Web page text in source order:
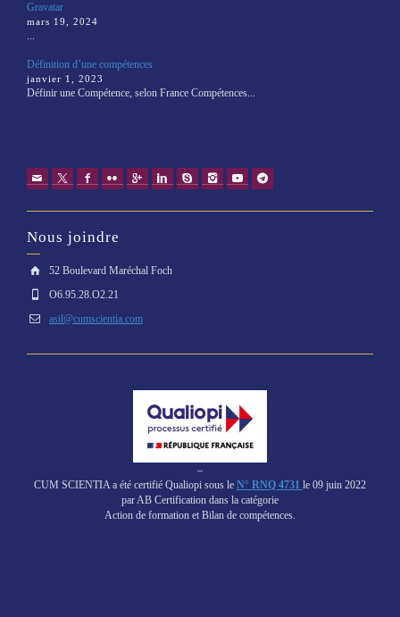
Gravatar
mars 19, 2024
...
Définition d’une compétences
janvier 1, 2023
Définir une Compétence, selon France Compétences...
Nous joindre
52 Boulevard Maréchal Foch
O6.95.28.O2.21
asil@cumscientia.com
–
CUM SCIENTIA a été certifié Qualiopi sous le N° RNQ 4731 le 09 juin 2022
par AB Certification dans la catégorie
Action de formation et Bilan de compétences.